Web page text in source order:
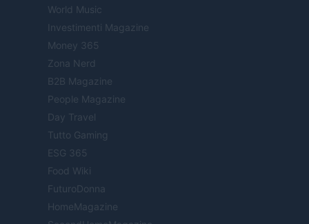
World Music
Investimenti Magazine
Money 365
Zona Nerd
B2B Magazine
People Magazine
Day Travel
Tutto Gaming
ESG 365
Food Wiki
FuturoDonna
HomeMagazine